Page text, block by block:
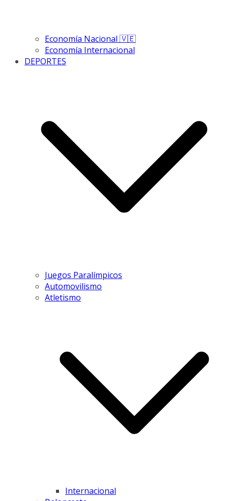
Economía Nacional 🇻🇪
Economía Internacional
DEPORTES
Juegos Paralímpicos
Automovilismo
Atletismo
Internacional